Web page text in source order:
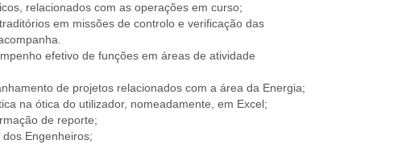
relacionados com as operações em curso;
em missões de controlo e verificação das
efetivo de funções em áreas de atividade
de projetos relacionados com a área da Energia;
na ótica do utilizador, nomeadamente, em Excel;
de reporte;
Engenheiros;